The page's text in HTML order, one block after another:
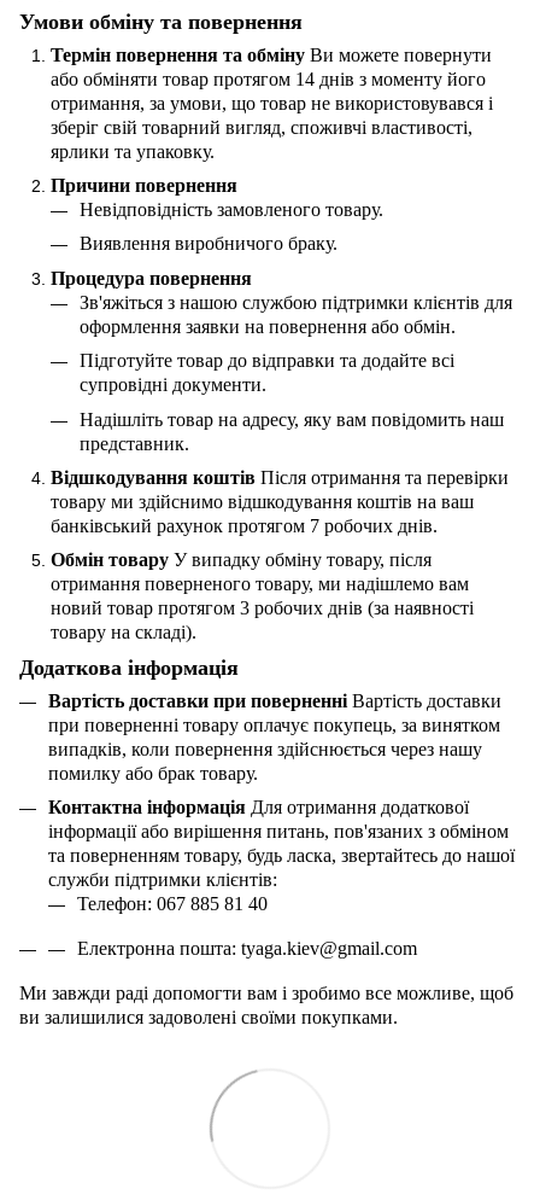
Умови обміну та повернення
Термін повернення та обміну Ви можете повернути
або обміняти товар протягом 14 днів з моменту його
отримання, за умови, що товар не використовувався і
зберіг свій товарний вигляд, споживчі властивості,
ярлики та упаковку.
Причини повернення
Невідповідність замовленого товару.
Виявлення виробничого браку.
Процедура повернення
Зв'яжіться з нашою службою підтримки клієнтів для
оформлення заявки на повернення або обмін.
Підготуйте товар до відправки та додайте всі
супровідні документи.
Надішліть товар на адресу, яку вам повідомить наш
представник.
Відшкодування коштів Після отримання та перевірки
товару ми здійснимо відшкодування коштів на ваш
банківський рахунок протягом 7 робочих днів.
Обмін товару У випадку обміну товару, після
отримання поверненого товару, ми надішлемо вам
новий товар протягом 3 робочих днів (за наявності
товару на складі).
Додаткова інформація
Вартість доставки при поверненні Вартість доставки
при поверненні товару оплачує покупець, за винятком
випадків, коли повернення здійснюється через нашу
помилку або брак товару.
Контактна інформація Для отримання додаткової
інформації або вирішення питань, пов'язаних з обміном
та поверненням товару, будь ласка, звертайтесь до нашої
служби підтримки клієнтів:
Телефон: 067 885 81 40
Електронна пошта: tyaga.kiev@gmail.com
Ми завжди раді допомогти вам і зробимо все можливе, щоб
ви залишилися задоволені своїми покупками.